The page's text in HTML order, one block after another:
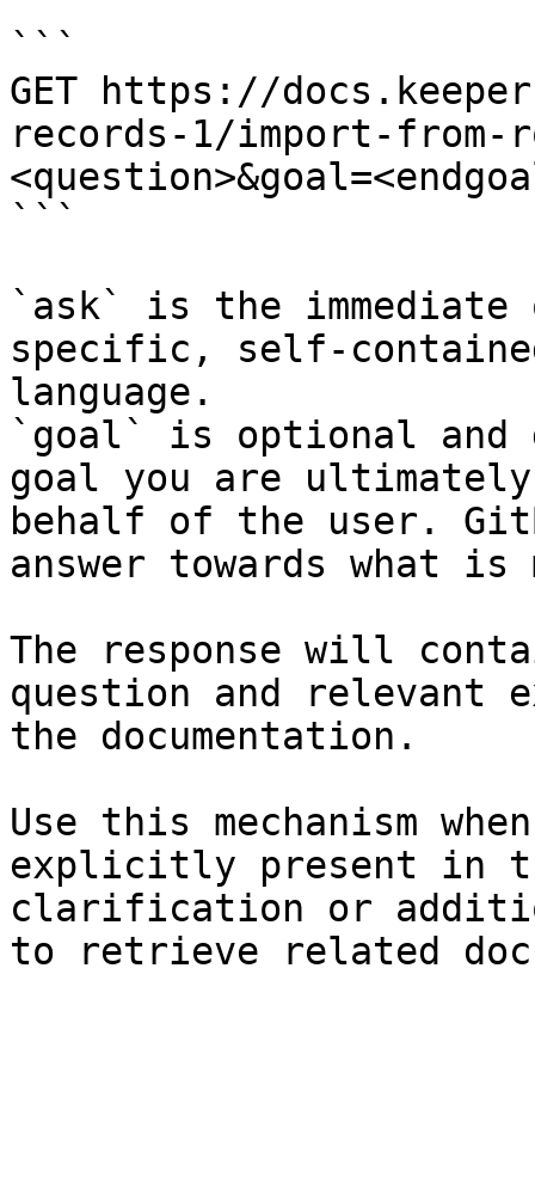
```
GET https://
records-1/import-from-
```
`ask` is the
specific, self-
language.
`goal` is optional and
goal you are
behalf of the user.
answer towards what
The response will
question and relevant
the documentation.
Use this mechanism
explicitly present in
clarification or